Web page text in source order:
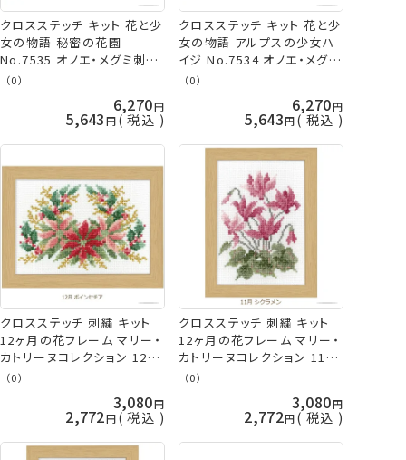
クロスステッチ キット 花と少
女の物語 秘密の花園
No.7535 オノエ・メグミ刺し
ゅうキットシリーズ ネコポス
（0）
6,270
5,643 税込
クロスステッチ キット 花と少
女の物語 アルプスの少女ハ
イジ No.7534 オノエ・メグミ
刺しゅうキットシリーズ ネコ
（0）
6,270
5,643 税込
クロスステッチ 刺繍 キット
12ヶ月の花フレーム マリー・
カトリーヌコレクション 12月
ポインセチア 7519 クロスス
（0）
3,080
2,772 税込
クロスステッチ 刺繍 キット
12ヶ月の花フレーム マリー・
カトリーヌコレクション 11月
シクラメン 7518 クロスステ
（0）
3,080
2,772 税込